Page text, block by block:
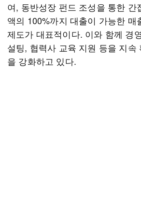
여, 동반성장 펀드 조성을 통한 간
액의 100%까지 대출이 가능한 매
제도가 대표적이다. 이와 함께 경
설팅, 협력사 교육 지원 등을 지속
을 강화하고 있다.